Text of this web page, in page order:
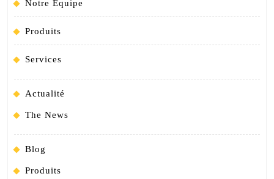
Notre Équipe
Produits
Services
Actualité
The News
Blog
Produits